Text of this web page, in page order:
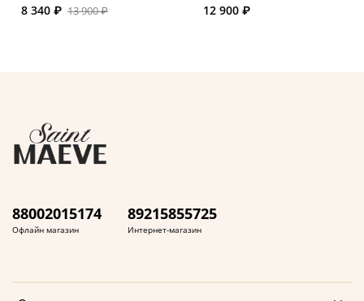
8 340 ₽ 13 900 ₽ 12 900 ₽
88002015174
Офлайн магазин
89215855725
Интернет-магазин